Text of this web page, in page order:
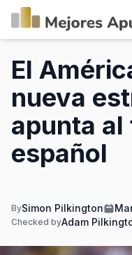
El
nueva
apunta
español
BySimon Pilkington
Checked byAdam